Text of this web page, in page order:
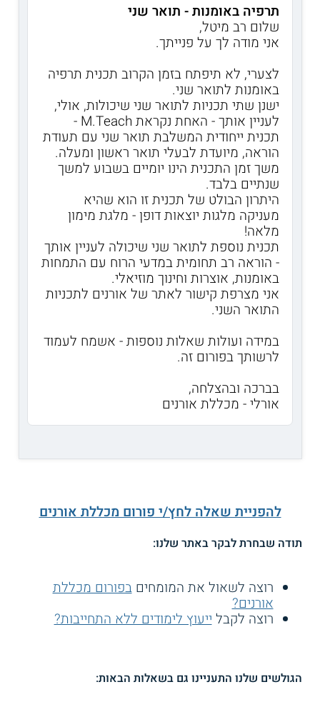
תרפיה באומנות - תואר שני
שלום רב מיטל,
אני מודה לך על פנייתך.
לצערי, לא תיפתח בזמן הקרוב תכנית תרפיה
באומנות לתואר שני.
ישנן שתי תכניות לתואר שני שיכולות, אולי,
לעניין אותך - האחת נקראת M.Teach -
תכנית ייחודית המשלבת תואר שני עם תעודת
הוראה, מיועדת לבעלי תואר ראשון ומעלה.
משך זמן התכנית הינו יומיים בשבוע למשך
שנתיים בלבד.
היתרון הבולט של תכנית זו הוא שהיא
מעניקה מלגות יוצאות דופן - מלגת מימון
מלאה!
תכנית נוספת לתואר שני שיכולה לעניין אותך
- הוראה רב תחומית במדעי הרוח עם התמחות
באומנות, אוצרות וחינוך מוזיאלי.
אני מצרפת קישור לאתר של אורנים לתכניות
התואר השני.
במידה ועולות שאלות נוספות - אשמח לעמוד
לרשותך בפורום זה.
בברכה ובהצלחה,
אורלי - מכללת אורנים
להפניית שאלה לחץ/י פורום מכללת אורנים
תודה שבחרת לבקר באתר שלנו:
רוצה לשאול את המומחיםבפורום מכללת
אורנים?
רוצה לקבלייעוץ לימודים ללא התחייבות?
הגולשים שלנו התעניינו גם בשאלות הבאות: